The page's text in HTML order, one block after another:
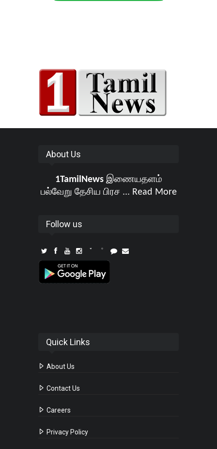
About Us
1TamilNewsஇணையதளம்
பல்வேறு தேசிய பிரச ... Read More
Follow us
Quick Links
About Us
Contact Us
Careers
Privacy Policy